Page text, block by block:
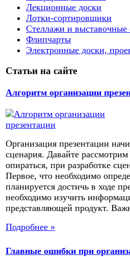
Лекционные доски
Лотки-сортировщики
Стеллажи и выставочные
Флипчарты
Электронные доски,
Статьи на сайте
Алгоритм организации
Организация презентации
сценария. Давайте
опираться, при разработке
Первое, что необходимо
планируется достичь в ходе
необходимо изучить
представляющей продукт.
Подробнее »
Главные ошибки при